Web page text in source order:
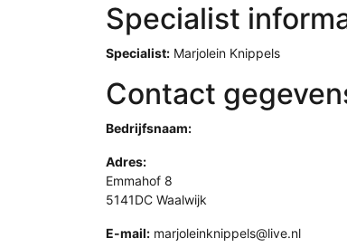
Specialist
Specialist: Marjolein Knippels
Contact
Bedrijfsnaam:
Adres:
Emmahof 8
5141DC Waalwijk
E-mail: marjoleinknippels@live.nl